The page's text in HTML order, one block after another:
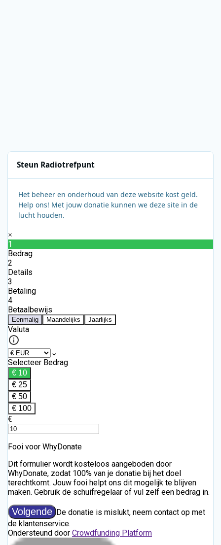
Steun Radiotrefpunt
Het beheer en onderhoud van deze website kost geld.
Help ons! Met jouw donatie kunnen we deze site in de
lucht houden.